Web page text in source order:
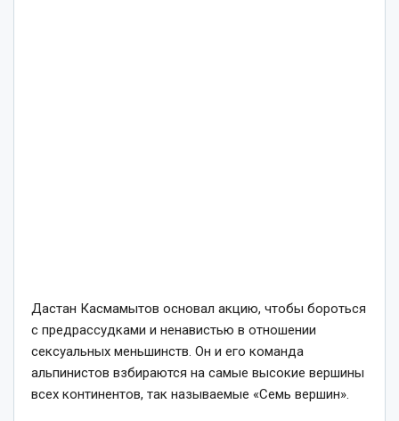
Дастан Касмамытов основал акцию, чтобы бороться
с предрассудками и ненавистью в отношении
сексуальных меньшинств. Он и его команда
альпинистов взбираются на самые высокие вершины
всех континентов, так называемые «Семь вершин».